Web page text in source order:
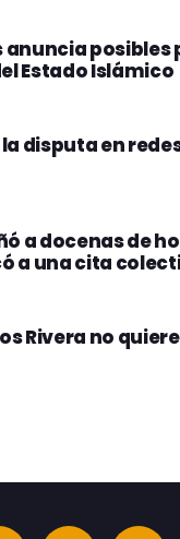
posibles
Estado Islámico
disputa en
a docenas de
a una cita
Rivera no